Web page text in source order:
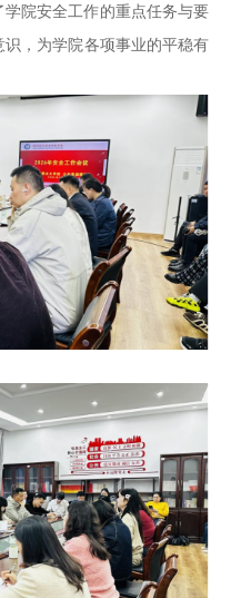
院安全工作的重点任务与要
，为学院各项事业的平稳有